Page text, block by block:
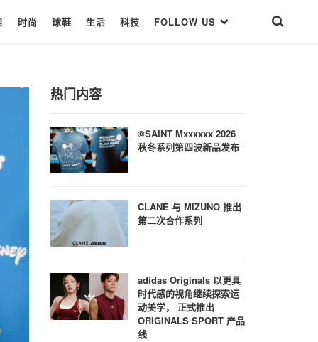
时尚 球鞋 生活 科技 FOLLOW US
热门内容
©SAINT Mxxxxxx 2026
秋冬系列第四波新品发布
CLANE 与 MIZUNO 推出
第二次合作系列
adidas Originals 以更具
时代感的视角继续探索运
动美学， 正式推出
ORIGINALS SPORT 产品
线